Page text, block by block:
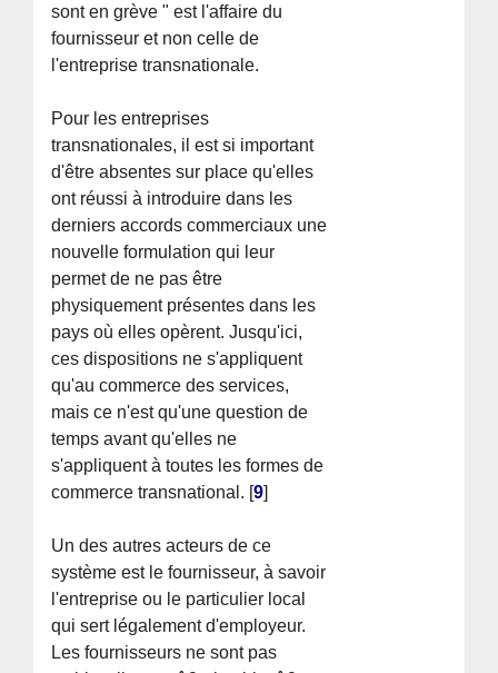
sont en grève " est l'affaire du
fournisseur et non celle de
l'entreprise transnationale.
Pour les entreprises
transnationales, il est si important
d'être absentes sur place qu'elles
ont réussi à introduire dans les
derniers accords commerciaux une
nouvelle formulation qui leur
permet de ne pas être
physiquement présentes dans les
pays où elles opèrent. Jusqu'ici,
ces dispositions ne s'appliquent
qu'au commerce des services,
mais ce n'est qu'une question de
temps avant qu'elles ne
s'appliquent à toutes les formes de
commerce transnational. [9]
Un des autres acteurs de ce
système est le fournisseur, à savoir
l'entreprise ou le particulier local
qui sert légalement d'employeur.
Les fournisseurs ne sont pas